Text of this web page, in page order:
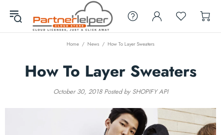
Home News How To Layer Sweaters
How To Layer Sweaters
October 30, 2018Posted by SHOPIFY API